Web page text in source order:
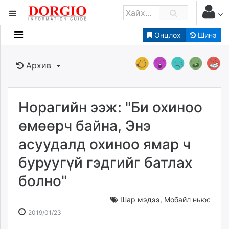
Онцлох Шинэ
Мэдээллийн
Банк санхүү
Бизнес ААН
Төрийн
Нийслэлийн
dorgio.mn
Gogo.mn
caak.mn
news.mn
Baabar.mn
Архив
Норагийн ээж: "Би охиноо
өмөөрч байна, Энэ
асуудалд охиноо ямар ч
буруугүй гэдгийг батлах
болно"
Шар мэдээ, Мобайл ньюс
2019/01/23